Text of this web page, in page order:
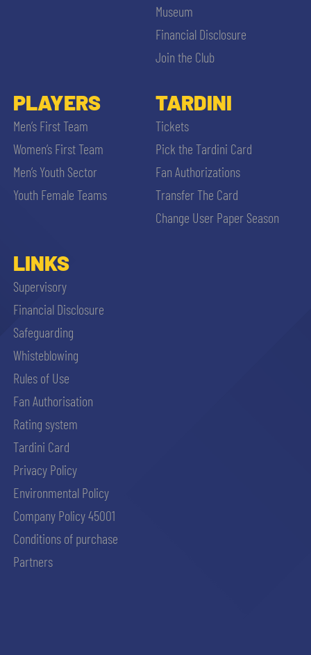
Museum
Financial Disclosure
Join the Club
PLAYERS
Men’s First Team
Women’s First Team
Men’s Youth Sector
Youth Female Teams
TARDINI
Tickets
Pick the Tardini Card
Fan Authorizations
Transfer The Card
Change User Paper Season
LINKS
Supervisory
Financial Disclosure
Safeguarding
Whisteblowing
Rules of Use
Fan Authorisation
Rating system
Tardini Card
Privacy Policy
Environmental Policy
Company Policy 45001
Conditions of purchase
Partners